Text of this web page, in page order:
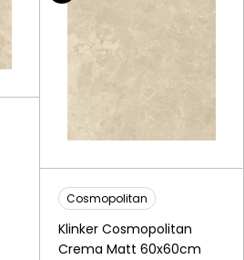
Cosmopolitan
Klinker Cosmopolitan
Crema Matt 60x60cm